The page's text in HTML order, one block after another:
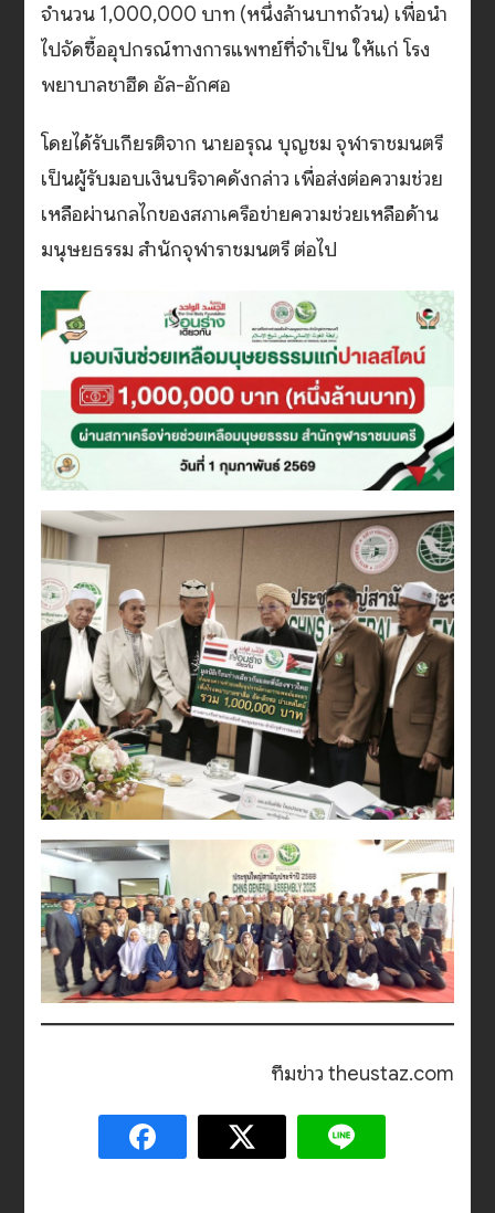
จำนวน 1,000,000 บาท (หนึ่งล้านบาทถ้วน) เพื่อนำ
ไปจัดซื้ออุปกรณ์ทางการแพทย์ที่จำเป็น ให้แก่ โรง
พยาบาลชาฮีด อัล-อักศอ
โดยได้รับเกียรติจาก นายอรุณ บุญชม จุฬาราชมนตรี
เป็นผู้รับมอบเงินบริจาคดังกล่าว เพื่อส่งต่อความช่วย
เหลือผ่านกลไกของสภาเครือข่ายความช่วยเหลือด้าน
มนุษยธรรม สำนักจุฬาราชมนตรี ต่อไป
ทีมข่าว theustaz.com